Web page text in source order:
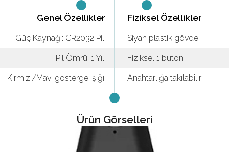
Genel Özellikler
Güç Kaynağı: CR2032 Pil
Pil Ömrü: 1 Yıl
Kırmızı/Mavi gösterge ışığı
Fiziksel Özellikler
Siyah plastik gövde
Fiziksel 1 buton
Anahtarlığa takılabilir
Ürün Görselleri